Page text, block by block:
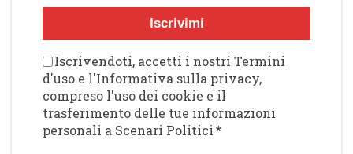
Iscrivimi
Iscrivendoti, accetti i nostri Termini
d'uso e l'Informativa sulla privacy,
compreso l'uso dei cookie e il
trasferimento delle tue informazioni
personali a Scenari Politici*